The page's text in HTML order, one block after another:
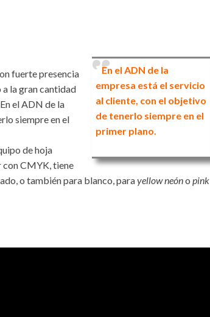
En el ADN de la
empresa está el servicio
al cliente, con el objetivo
de tenerlo siempre en el
primer plano.
fuerte presencia
la gran cantidad
el ADN de la
siempre en el
de hoja
con CMYK, tiene
o también para blanco, parayellow neóno pink